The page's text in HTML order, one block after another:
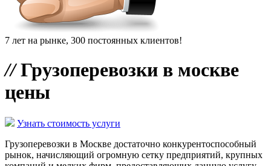
7 лет на рынке, 300 постоянных клиентов!
//Грузоперевозки в москве
цены
Узнать стоимость услуги
Грузоперевозки в Москве достаточно конкурентоспособный
рынок, начисляющий огромную сетку предприятий, крупных